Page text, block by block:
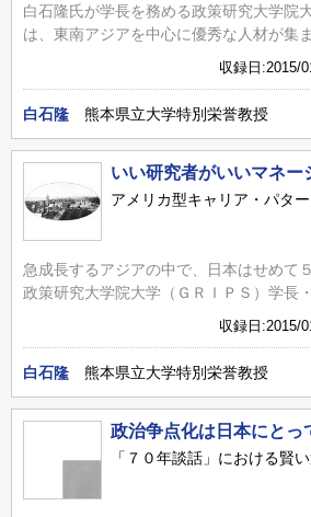
白石隆氏が学長を務める政策研究大学院
は、東南アジアを中心に優秀な人材が集
収録日:2015/
白石隆 熊本県立大学特別栄誉教授
いい研究者がいいマネー
アメリカ型キャリア・パタ
急成長するアジアの中で、日本はせめて
政策研究大学院大学（ＧＲＩＰＳ）学長
収録日:2015/
白石隆 熊本県立大学特別栄誉教授
政治争点化は日本にとっ
「７０年談話」における賢